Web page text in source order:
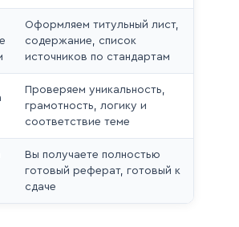
Оформляем титульный лист,
содержание, список
источников по стандартам
Проверяем уникальность,
грамотность, логику и
соответствие теме
Вы получаете полностью
готовый реферат, готовый к
сдаче